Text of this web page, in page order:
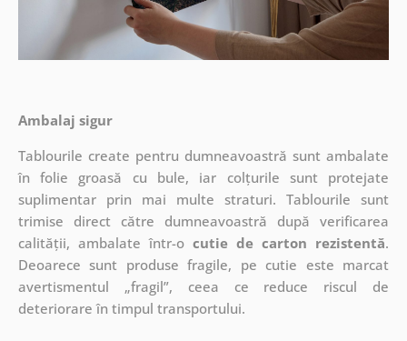
Ambalaj sigur
Tablourile create pentru dumneavoastră sunt ambalate
în folie groasă cu bule, iar colțurile sunt protejate
suplimentar prin mai multe straturi.Tablourile sunt
trimise direct către dumneavoastră după verificarea
calității, ambalate într-o cutie de carton rezistentă.
Deoarece sunt produse fragile, pe cutie este marcat
avertismentul „fragil”, ceea ce reduce riscul de
deteriorare în timpul transportului.